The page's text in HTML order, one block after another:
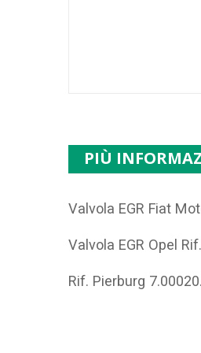
PIÙ
Valvola EGR Fiat
Valvola EGR Opel
Rif. Pierburg